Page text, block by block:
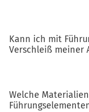
Kann ich mit
Verschleiß meiner
Welche